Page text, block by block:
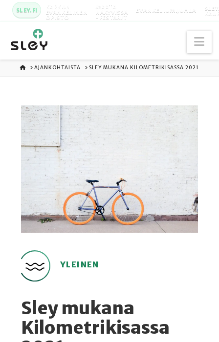
SLEY.FI KARKUN
EVANKELINEN
OPISTO
MAATA
NÄKYVISSÄ
-FESTARIT
EVANKELIUMIJUHLA
ETUSIVU
AJANKOHTAISTA SLEY MUKANA KILOMETRIKISASSA 2021
YLEINEN
Sley mukana
Kilometrikisassa